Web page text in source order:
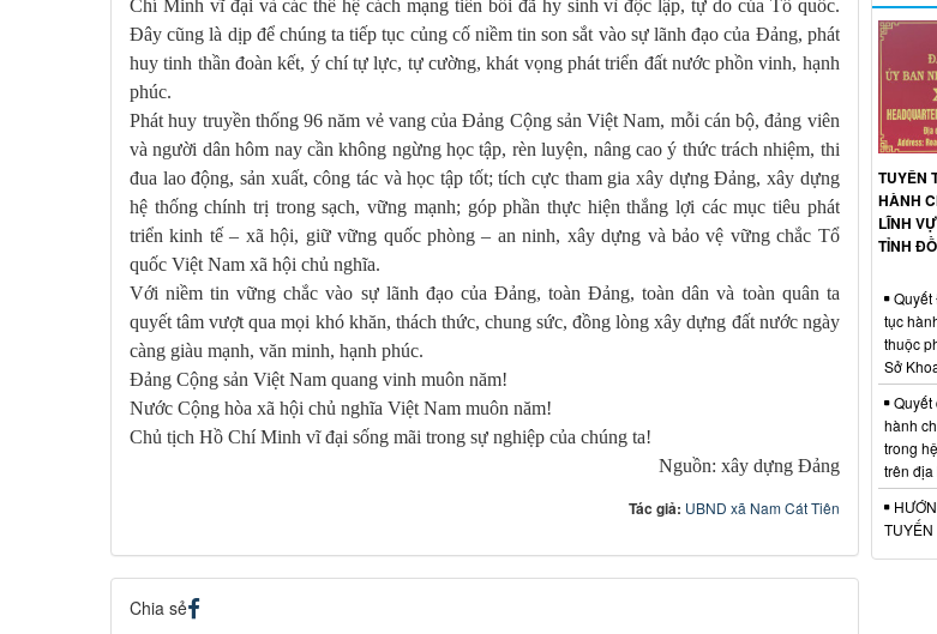
Chí Minh vĩ đại và các thế hệ cách mạng tiền bối đã hy sinh vì độc lập, tự do của Tổ quốc.
Đây cũng là dịp để chúng ta tiếp tục củng cố niềm tin son sắt vào sự lãnh đạo của Đảng, phát
huy tinh thần đoàn kết, ý chí tự lực, tự cường, khát vọng phát triển đất nước phồn vinh, hạnh
phúc.
Phát huy truyền thống 96 năm vẻ vang của Đảng Cộng sản Việt Nam, mỗi cán bộ, đảng viên
và người dân hôm nay cần không ngừng học tập, rèn luyện, nâng cao ý thức trách nhiệm, thi
đua lao động, sản xuất, công tác và học tập tốt; tích cực tham gia xây dựng Đảng, xây dựng
hệ thống chính trị trong sạch, vững mạnh; góp phần thực hiện thắng lợi các mục tiêu phát
triển kinh tế – xã hội, giữ vững quốc phòng – an ninh, xây dựng và bảo vệ vững chắc Tổ
quốc Việt Nam xã hội chủ nghĩa.
Với niềm tin vững chắc vào sự lãnh đạo của Đảng, toàn Đảng, toàn dân và toàn quân ta
quyết tâm vượt qua mọi khó khăn, thách thức, chung sức, đồng lòng xây dựng đất nước ngày
càng giàu mạnh, văn minh, hạnh phúc.
Đảng Cộng sản Việt Nam quang vinh muôn năm!
Nước Cộng hòa xã hội chủ nghĩa Việt Nam muôn năm!
Chủ tịch Hồ Chí Minh vĩ đại sống mãi trong sự nghiệp của chúng ta!
Nguồn: xây dựng Đảng
Tác giả: UBND xã Nam Cát Tiên
Chia sẻ
TUYÊN
HÀNH
LĨNH
TỈNH
Quyết
tục
thuộc
Sở
Quyết
hành
trong
trên
TUYẾN